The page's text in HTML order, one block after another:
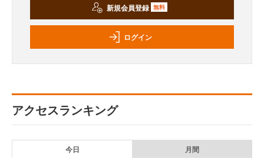
新規会員登録 無料
ログイン
アクセスランキング
今日 月間